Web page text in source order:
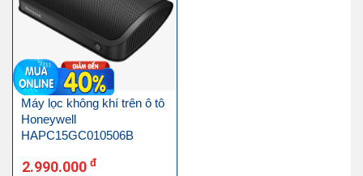
Máy lọc không khí trên ô tô
Honeywell
HAPC15GC010506B
2.990.000 đ